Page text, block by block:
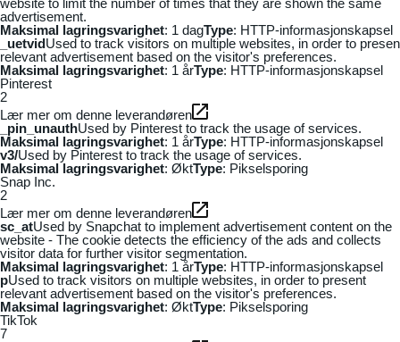
advertisement.
Maksimal lagringsvarighet: 1 dagType: HTTP-informasjonskapsel
_uetvidUsed to track visitors on multiple websites, in order to
relevant advertisement based on the visitor's preferences.
Maksimal lagringsvarighet: 1 årType: HTTP-informasjonskapsel
Pinterest
2
Lær mer om denne leverandøren
_pin_unauthUsed by Pinterest to track the usage of services.
Maksimal lagringsvarighet: 1 årType: HTTP-informasjonskapsel
v3/Used by Pinterest to track the usage of services.
Maksimal lagringsvarighet: ØktType: Pikselsporing
Snap Inc.
2
Lær mer om denne leverandøren
sc_atUsed by Snapchat to implement advertisement content on the
website - The cookie detects the efficiency of the ads and collects
visitor data for further visitor segmentation.
Maksimal lagringsvarighet: 1 årType: HTTP-informasjonskapsel
pUsed to track visitors on multiple websites, in order to present
relevant advertisement based on the visitor's preferences.
Maksimal lagringsvarighet: ØktType: Pikselsporing
TikTok
7